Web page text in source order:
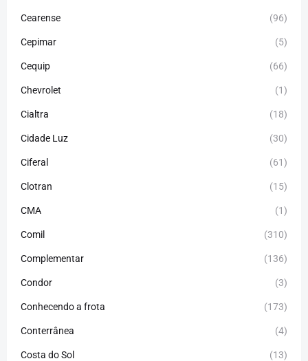
Cearense (96)
Cepimar (5)
Cequip (66)
Chevrolet (1)
Cialtra (18)
Cidade Luz (30)
Ciferal (61)
Clotran (15)
CMA (1)
Comil (310)
Complementar (136)
Condor (3)
Conhecendo a frota (173)
Conterrânea (4)
Costa do Sol (13)